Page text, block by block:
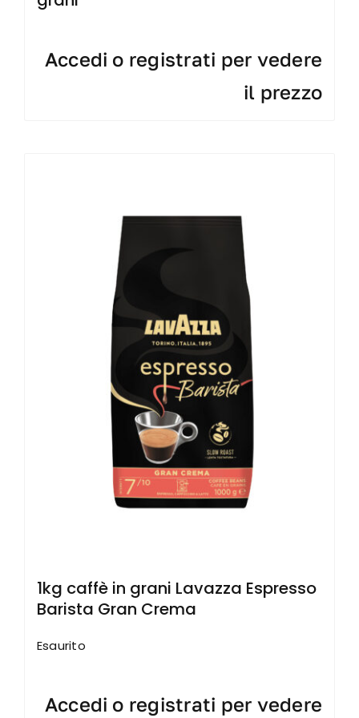
Accedi o registrati per vedere
il prezzo
1kg caffè in grani Lavazza Espresso
Barista Gran Crema
Esaurito
Accedi o registrati per vedere